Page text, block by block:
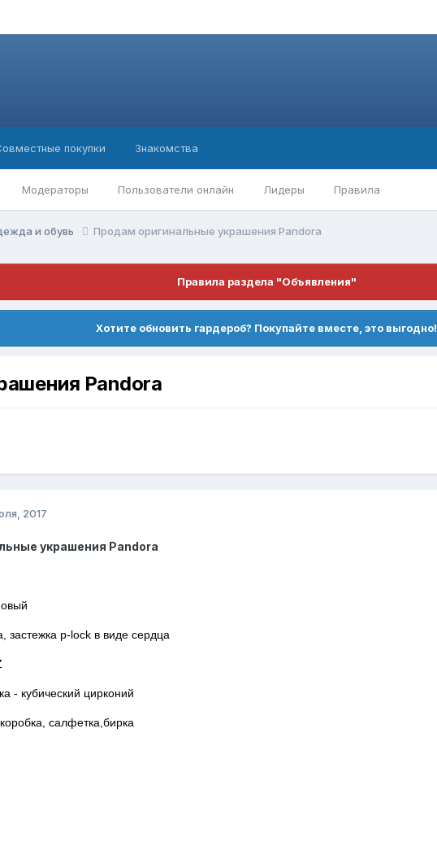
Модераторы Пользователи онлайн Лидеры Правила
покупки Знакомства
и обувь Продам оригинальные украшения Pandora
Правила раздела "Объявления"
Хотите обновить гардероб? Покупайте вместе, это выгодно!
Pandora
2017
украшения Pandora
застежка p-lock в виде сердца
- кубический цирконий
салфетка,бирка